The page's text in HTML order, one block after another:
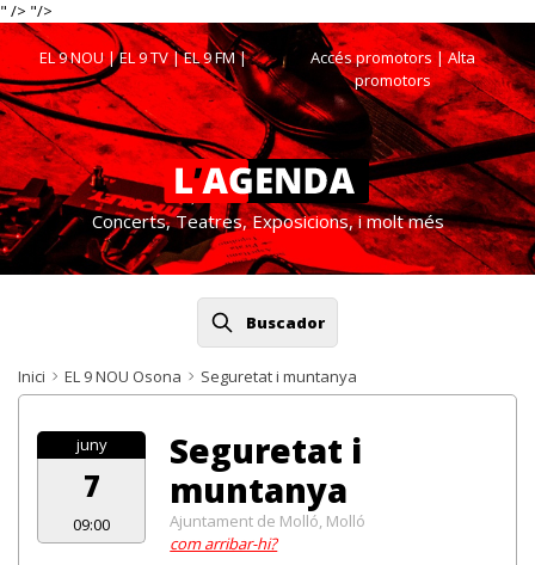
" /> "/>
EL 9 NOU|EL 9 TV|EL 9 FM| Accés promotors| Alta
promotors
Concerts, Teatres, Exposicions, i molt més
Buscador
Inici EL 9 NOU Osona Seguretat i muntanya
juny
7
09:00
Seguretat i
muntanya
Ajuntament de Molló, Molló
com arribar-hi?